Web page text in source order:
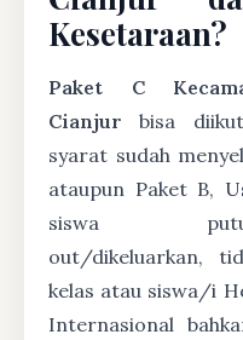
Kesetaraan?
Paket C
Cianjur bisa
syarat sudah
ataupun Paket B,
siswa
out/dikeluarkan,
kelas atau siswa/i
Internasional